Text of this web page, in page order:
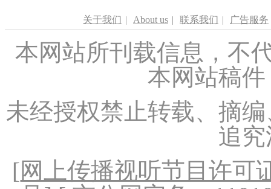
关于我们 | About us | 联系我们 | 广告服务
本网站所刊载信息，不
本网站稿
未经授权禁止转载、摘
追
[网上传播视听节目许可